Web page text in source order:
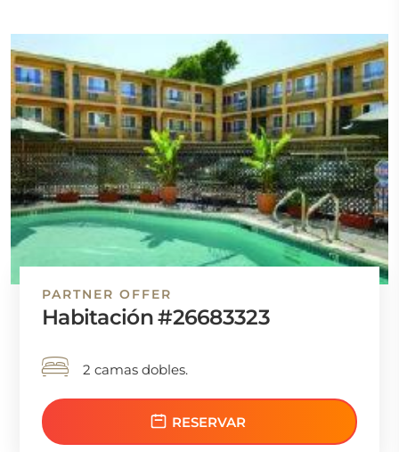
PARTNER OFFER
Habitación #26683323
2 camas dobles.
RESERVAR